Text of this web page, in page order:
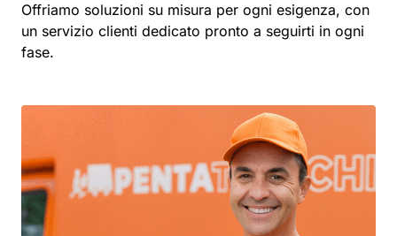
Offriamo soluzioni su misura per ogni esigenza, con
un servizio clienti dedicato pronto a seguirti in ogni
fase.